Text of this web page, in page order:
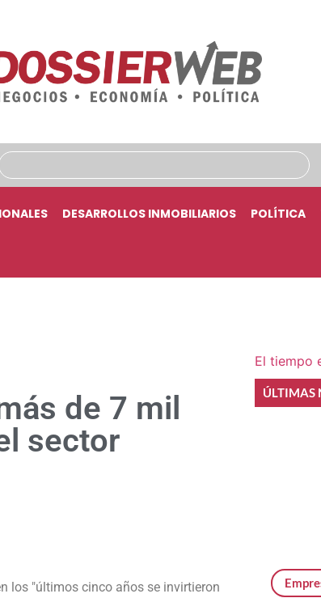
DESARROLLOS INMOBILIARIOS POLÍTICA
de 7 mil
sector
los "últimos cinco años se invirtieron
El tiempo
ÚLTIMAS